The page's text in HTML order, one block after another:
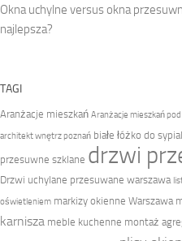
Okna uchylne versus okna
najlepsza?
TAGI
Aranżacje mieszkań Aranżacje mieszkań
architekt wnętrz poznań białe łóżko do
przesuwne szklane drzwi
Drzwi uchylane przesuwane warszawa
oświetleniem markizy okienne Warszawa
karnisza meble kuchenne montaż